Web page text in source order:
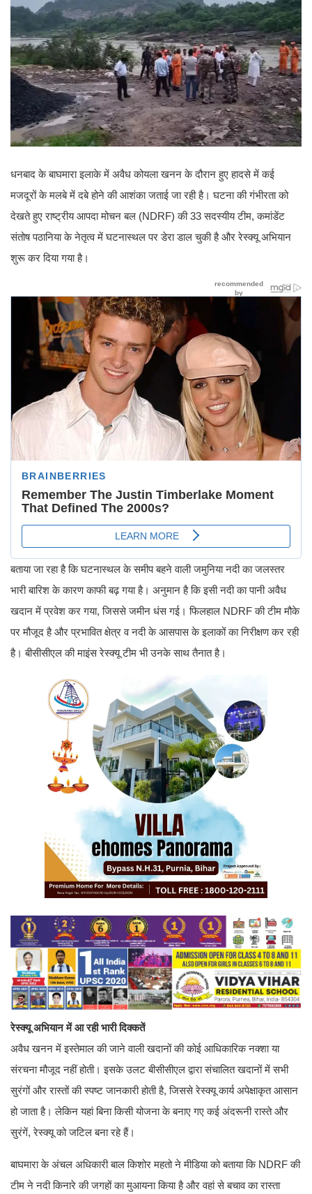
धनबाद के बाघमारा इलाके में अवैध कोयला खनन के दौरान हुए हादसे में कई
मजदूरों के मलबे में दबे होने की आशंका जताई जा रही है। घटना की गंभीरता को
देखते हुए राष्ट्रीय आपदा मोचन बल (NDRF) की 33 सदस्यीय टीम, कमांडेंट
संतोष पठानिया के नेतृत्व में घटनास्थल पर डेरा डाल चुकी है और रेस्क्यू अभियान
शुरू कर दिया गया है।
बताया जा रहा है कि घटनास्थल के समीप बहने वाली जमुनिया नदी का जलस्तर
भारी बारिश के कारण काफी बढ़ गया है। अनुमान है कि इसी नदी का पानी अवैध
खदान में प्रवेश कर गया, जिससे जमीन धंस गई। फिलहाल NDRF की टीम मौके
पर मौजूद है और प्रभावित क्षेत्र व नदी के आसपास के इलाकों का निरीक्षण कर रही
है। बीसीसीएल की माइंस रेस्क्यू टीम भी उनके साथ तैनात है।
रेस्क्यू अभियान में आ रही भारी दिक्कतें
अवैध खनन में इस्तेमाल की जाने वाली खदानों की कोई आधिकारिक नक्शा या
संरचना मौजूद नहीं होती। इसके उलट बीसीसीएल द्वारा संचालित खदानों में सभी
सुरंगों और रास्तों की स्पष्ट जानकारी होती है, जिससे रेस्क्यू कार्य अपेक्षाकृत आसान
हो जाता है। लेकिन यहां बिना किसी योजना के बनाए गए कई अंदरूनी रास्ते और
सुरंगें, रेस्क्यू को जटिल बना रहे हैं।
बाघमारा के अंचल अधिकारी बाल किशोर महतो ने मीडिया को बताया कि NDRF की
टीम ने नदी किनारे की जगहों का मुआयना किया है और वहां से बचाव का रास्ता